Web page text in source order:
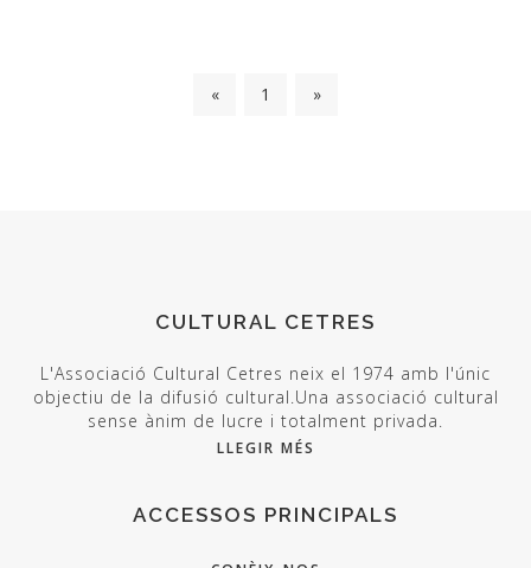
« 1 »
CULTURAL CETRES
L'Associació Cultural Cetres neix el 1974 amb l'únic
objectiu de la difusió cultural.Una associació cultural
sense ànim de lucre i totalment privada.
LLEGIR MÉS
ACCESSOS PRINCIPALS